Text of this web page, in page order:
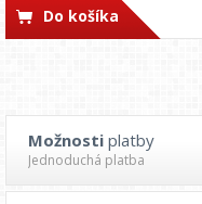
Do košíka
Možnosti platby
Jednoduchá platba